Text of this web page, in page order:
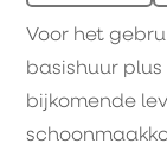
Voor het
basishuur
bijkomende